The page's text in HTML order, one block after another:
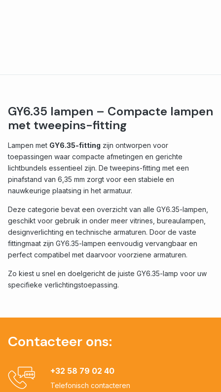
GY6.35 lampen – Compacte lampen
met tweepins-fitting
Lampen met GY6.35-fitting zijn ontworpen voor
toepassingen waar compacte afmetingen en gerichte
lichtbundels essentieel zijn. De tweepins-fitting met een
pinafstand van 6,35 mm zorgt voor een stabiele en
nauwkeurige plaatsing in het armatuur.
Deze categorie bevat een overzicht van alle GY6.35-lampen,
geschikt voor gebruik in onder meer vitrines, bureaulampen,
designverlichting en technische armaturen. Door de vaste
fittingmaat zijn GY6.35-lampen eenvoudig vervangbaar en
perfect compatibel met daarvoor voorziene armaturen.
Zo kiest u snel en doelgericht de juiste GY6.35-lamp voor uw
specifieke verlichtingstoepassing.
Contacteer ons:
+32 58 79 02 40
Telefonisch contacteren